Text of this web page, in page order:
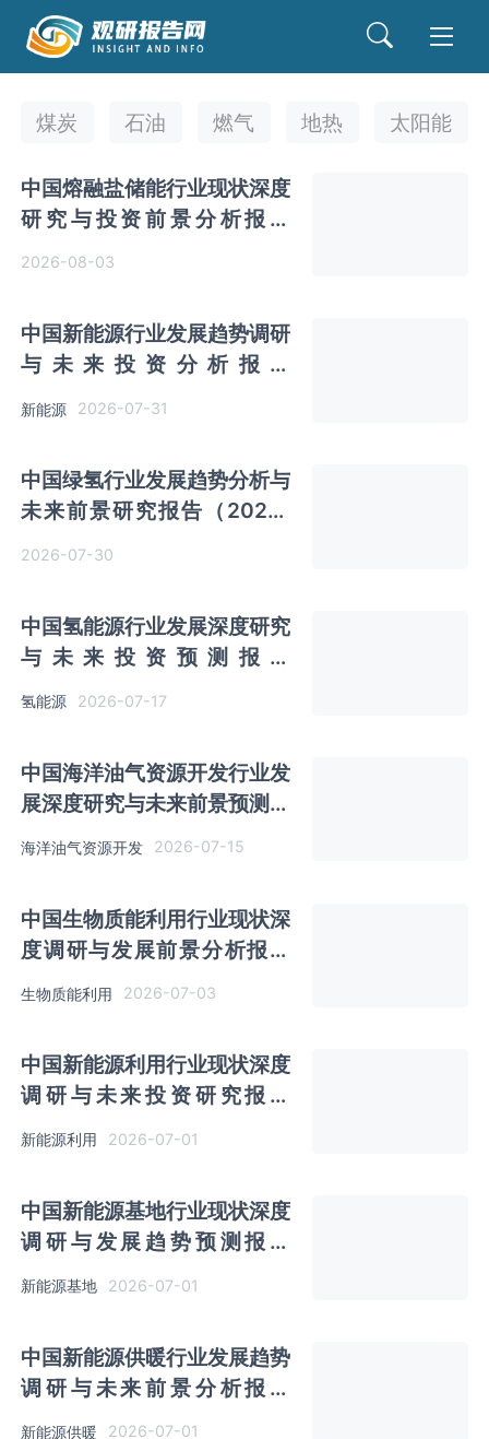
煤炭 石油 燃气 地热 太阳能
中国熔融盐储能行业现状深度
研究与投资前景分析报告
2026-08-03
中国新能源行业发展趋势调研
与未来投资分析报告
新能源 2026-07-31
中国绿氢行业发展趋势分析与
未来前景研究报告（2026-
2026-07-30
中国氢能源行业发展深度研究
与未来投资预测报告
（2026-2033年）
氢能源 2026-07-17
中国海洋油气资源开发行业发
展深度研究与未来前景预测报
海洋油气资源开发 2026-07-15
中国生物质能利用行业现状深
度调研与发展前景分析报告
生物质能利用 2026-07-03
中国新能源利用行业现状深度
调研与未来投资研究报告
（2026-2033年）
新能源利用 2026-07-01
中国新能源基地行业现状深度
调研与发展趋势预测报告
（2026-2033年）
新能源基地 2026-07-01
中国新能源供暖行业发展趋势
调研与未来前景分析报告
（2026-2033年）
新能源供暖 2026-07-01